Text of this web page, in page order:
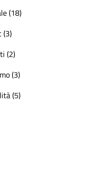
(18)
(3)
(2)
(3)
(5)